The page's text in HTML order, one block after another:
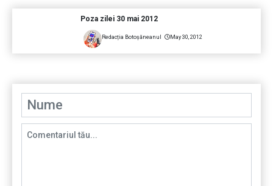
Poza zilei 30 mai 2012
Redacția Botoșăneanul May 30, 2012